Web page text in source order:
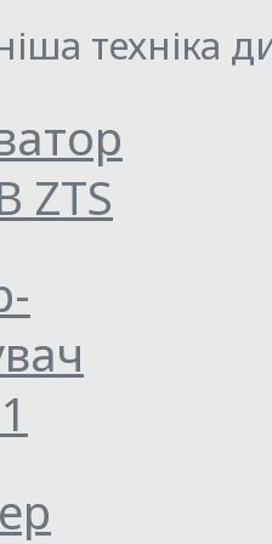
техніка
ZTS